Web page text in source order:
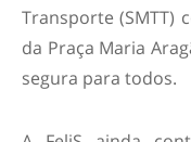
Transporte
da Praça Maria
segura para todos.